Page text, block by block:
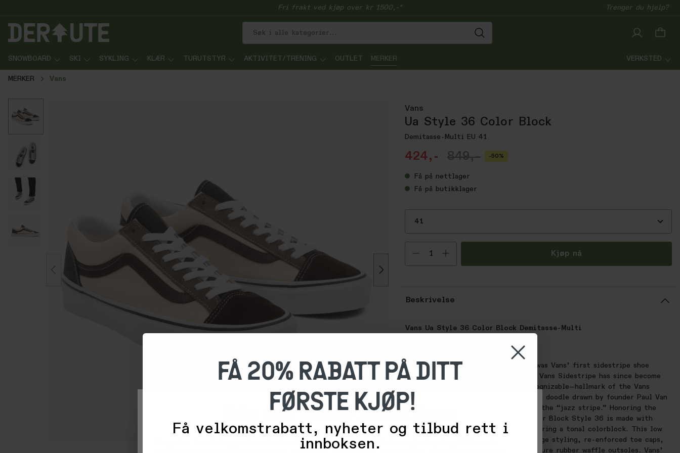
Fri frakt ved kjøp over kr 1500,-* Trenger du hjelp?
SNOWBOARD SKI SYKLING KLÆR TURUTSTYR AKTIVITET/TRENING OUTLET MERKER VERKSTED
MERKER Vans
Vans
Ua Style 36 Color Block
Demitasse-Multi EU 41
424,- 849,- -50%
Få på nettlager
Få på butikklager
41
Velg antall Kjøp nå
Beskrivelse
Vans Ua Style 36 Color Block Demitasse-Multi
Tapping into our history, Style 36 was Vans’ first sidestripe shoe
brought to life in 1977. Though the Vans Sidestripe has since become
the unmistakable—and instantly recognizable—hallmark of the Vans
brand, back then it was just a random doodle drawn by founder Paul Van
Doren. It even had a different name: the “jazz stripe.” Honoring the
style that launched an icon, the Color Block Style 36 is made with
classic canvas and suede uppers featuring a tonal colorblock. This low
top, lace-up shoe also includes vintage styling, re-enforced toe caps,
supportive padded collars, and signature rubber waffle outsoles. Vans’
Velg dine cookie-innstillinger
Vi og våre forretningspartnere bruker teknologier, inkludert informasjonskapsler, til å samle
FÅ 20% RABATT PÅ DITT
FØRSTE KJØP!
Få velkomstrabatt, nyheter og tilbud rett i
innboksen.